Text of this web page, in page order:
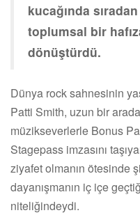
kucağında
toplumsal bir
dönüştürdü.
Dünya rock sahnesinin
Patti Smith, uzun bir
müzikseverlerle Bonus
Stagepass imzasını
ziyafet olmanın ötesinde
dayanışmanın iç içe
niteliğindeydi.